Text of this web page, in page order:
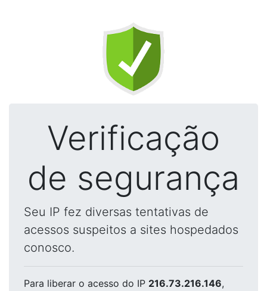
Verificação
de segurança
Seu IP fez diversas tentativas de
acessos suspeitos a sites hospedados
conosco.
Para liberar o acesso do IP 216.73.216.146,